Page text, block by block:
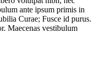
ante ipsum primis in
Curae; Fusce id purus.
Maecenas vestibulum